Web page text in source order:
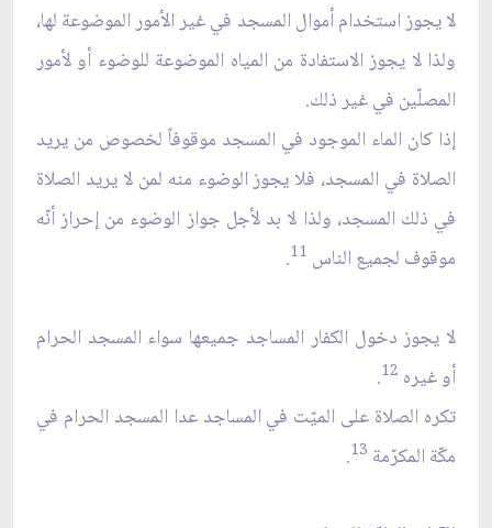
لا يجوز استخدام أموال المسجد في غير الأمور الموضوعة لها،
ولذا لا يجوز الاستفادة من المياه الموضوعة للوضوء أو لأمور
المصلّين في غير ذلك.
إذا كان الماء الموجود في المسجد موقوفاً لخصوص من يريد
الصلاة في المسجد، فلا يجوز الوضوء منه لمن لا يريد الصلاة
في ذلك المسجد، ولذا لا بد لأجل جواز الوضوء من إحراز أنّه
موقوف لجميع الناس 11
.
لا يجوز دخول الكفار المساجد جميعها سواء المسجد الحرام
أو غيره 12
.
تكره الصلاة على الميّت في المساجد عدا المسجد الحرام في
مكّة المكرّمة 13
.